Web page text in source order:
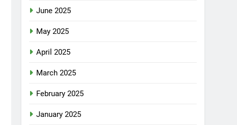
June 2025
May 2025
April 2025
March 2025
February 2025
January 2025